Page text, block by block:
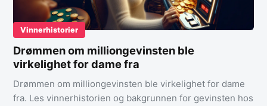
Vinnerhistorier
Drømmen om milliongevinsten ble
virkelighet for dame fra
Drømmen om milliongevinsten ble virkelighet for dame
fra. Les vinnerhistorien og bakgrunnen for gevinsten hos